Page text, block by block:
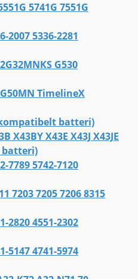
5741G 7551G
2007 5336-2281
G530
TimelineX
(kompatibelt batteri)
X43BY X43E X43J X43JE
batteri)
7789 5742-7120
7203 7205 7206 8315
2820 4551-2302
5147 4741-5974